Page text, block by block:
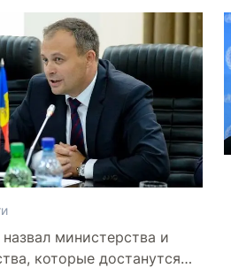
министерства и
которые достанутся